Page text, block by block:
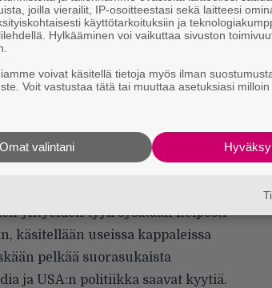
teacher
the Punchbowl, 1995)
yhtyeiden tyyli sysätään helposti
käsitellään useissa kappaleissa
pelkää suorasukaista
ja USA:n politiikka saavat kyytiä.
joilla vierailit, IP-osoitteestasi sekä laitteesi
käyttötarkoituksiin ja
Hylkääminen voi vaikuttaa sivuston
voivat käsitellä tietoja myös ilman
Voit vastustaa tätä tai muuttaa asetuksiasi
Omat valintani